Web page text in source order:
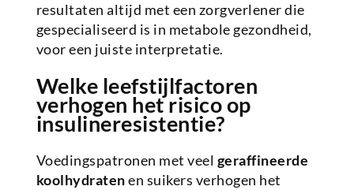
resultaten altijd met een zorgverlener die
gespecialiseerd is in metabole gezondheid,
voor een juiste interpretatie.
Welke leefstijlfactoren
verhogen het risico op
insulineresistentie?
Voedingspatronen met veel geraffineerde
koolhydratenen suikers verhogen het